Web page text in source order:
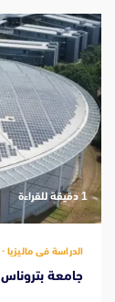
‫1 دقيقة للقراءة
الدراسة فى ماليزيا
جامعة بتروناس UTP